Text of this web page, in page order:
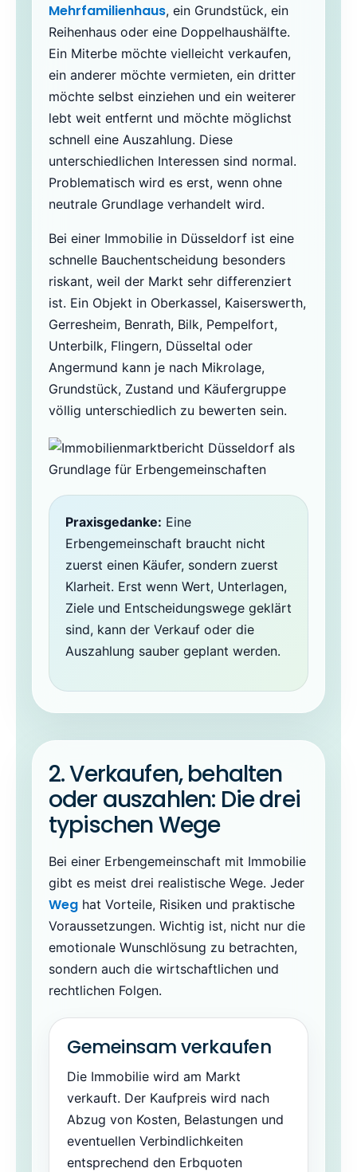
Mehrfamilienhaus, ein Grundstück, ein
Reihenhaus oder eine Doppelhaushälfte.
Ein Miterbe möchte vielleicht verkaufen,
ein anderer möchte vermieten, ein dritter
möchte selbst einziehen und ein weiterer
lebt weit entfernt und möchte möglichst
schnell eine Auszahlung. Diese
unterschiedlichen Interessen sind normal.
Problematisch wird es erst, wenn ohne
neutrale Grundlage verhandelt wird.
Bei einer Immobilie in Düsseldorf ist eine
schnelle Bauchentscheidung besonders
riskant, weil der Markt sehr differenziert
ist. Ein Objekt in Oberkassel, Kaiserswerth,
Gerresheim, Benrath, Bilk, Pempelfort,
Unterbilk, Flingern, Düsseltal oder
Angermund kann je nach Mikrolage,
Grundstück, Zustand und Käufergruppe
völlig unterschiedlich zu bewerten sein.
Praxisgedanke: Eine
Erbengemeinschaft braucht nicht
zuerst einen Käufer, sondern zuerst
Klarheit. Erst wenn Wert, Unterlagen,
Ziele und Entscheidungswege geklärt
sind, kann der Verkauf oder die
Auszahlung sauber geplant werden.
2. Verkaufen, behalten
oder auszahlen: Die drei
typischen Wege
Bei einer Erbengemeinschaft mit Immobilie
gibt es meist drei realistische Wege. Jeder
Weg hat Vorteile, Risiken und praktische
Voraussetzungen. Wichtig ist, nicht nur die
emotionale Wunschlösung zu betrachten,
sondern auch die wirtschaftlichen und
rechtlichen Folgen.
Gemeinsam verkaufen
Die Immobilie wird am Markt
verkauft. Der Kaufpreis wird nach
Abzug von Kosten, Belastungen und
eventuellen Verbindlichkeiten
entsprechend den Erbquoten